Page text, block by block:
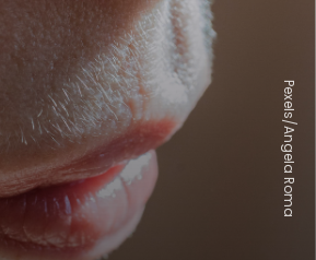
Pexels/Angela Roma